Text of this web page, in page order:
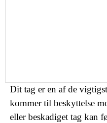
Dit tag er en af de
kommer til beskyttelse
eller beskadiget tag kan